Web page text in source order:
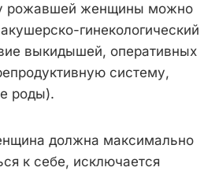
рожавшей женщины можно
гинекологический
выкидышей, оперативных
систему,
роды).
должна максимально
к себе, исключается